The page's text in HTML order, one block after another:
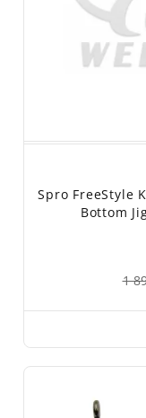
Spro FreeStyle
Bottom
1